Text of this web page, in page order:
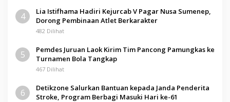
4
Lia Istifhama Hadiri Kejurcab V Pagar Nusa Sumenep,
Dorong Pembinaan Atlet Berkarakter
482 Dilihat
5
Pemdes Juruan Laok Kirim Tim Pancong Pamungkas ke
Turnamen Bola Tangkap
467 Dilihat
6
Detikzone Salurkan Bantuan kepada Janda Penderita
Stroke, Program Berbagi Masuki Hari ke-61